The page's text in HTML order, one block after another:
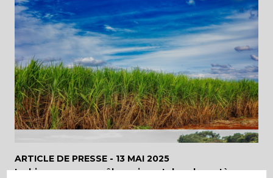
ARTICLE DE PRESSE - 13 MAI 2025
Le biogaz, vers un rôle croissant dans le système